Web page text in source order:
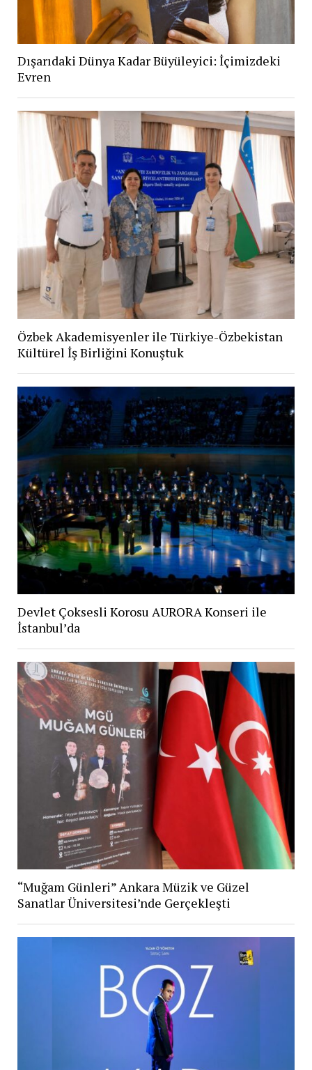
Dışarıdaki Dünya Kadar Büyüleyici: İçimizdeki
Evren
Özbek Akademisyenler ile Türkiye-Özbekistan
Kültürel İş Birliğini Konuştuk
Devlet Çoksesli Korosu AURORA Konseri ile
İstanbul’da
“Muğam Günleri” Ankara Müzik ve Güzel
Sanatlar Üniversitesi’nde Gerçekleşti